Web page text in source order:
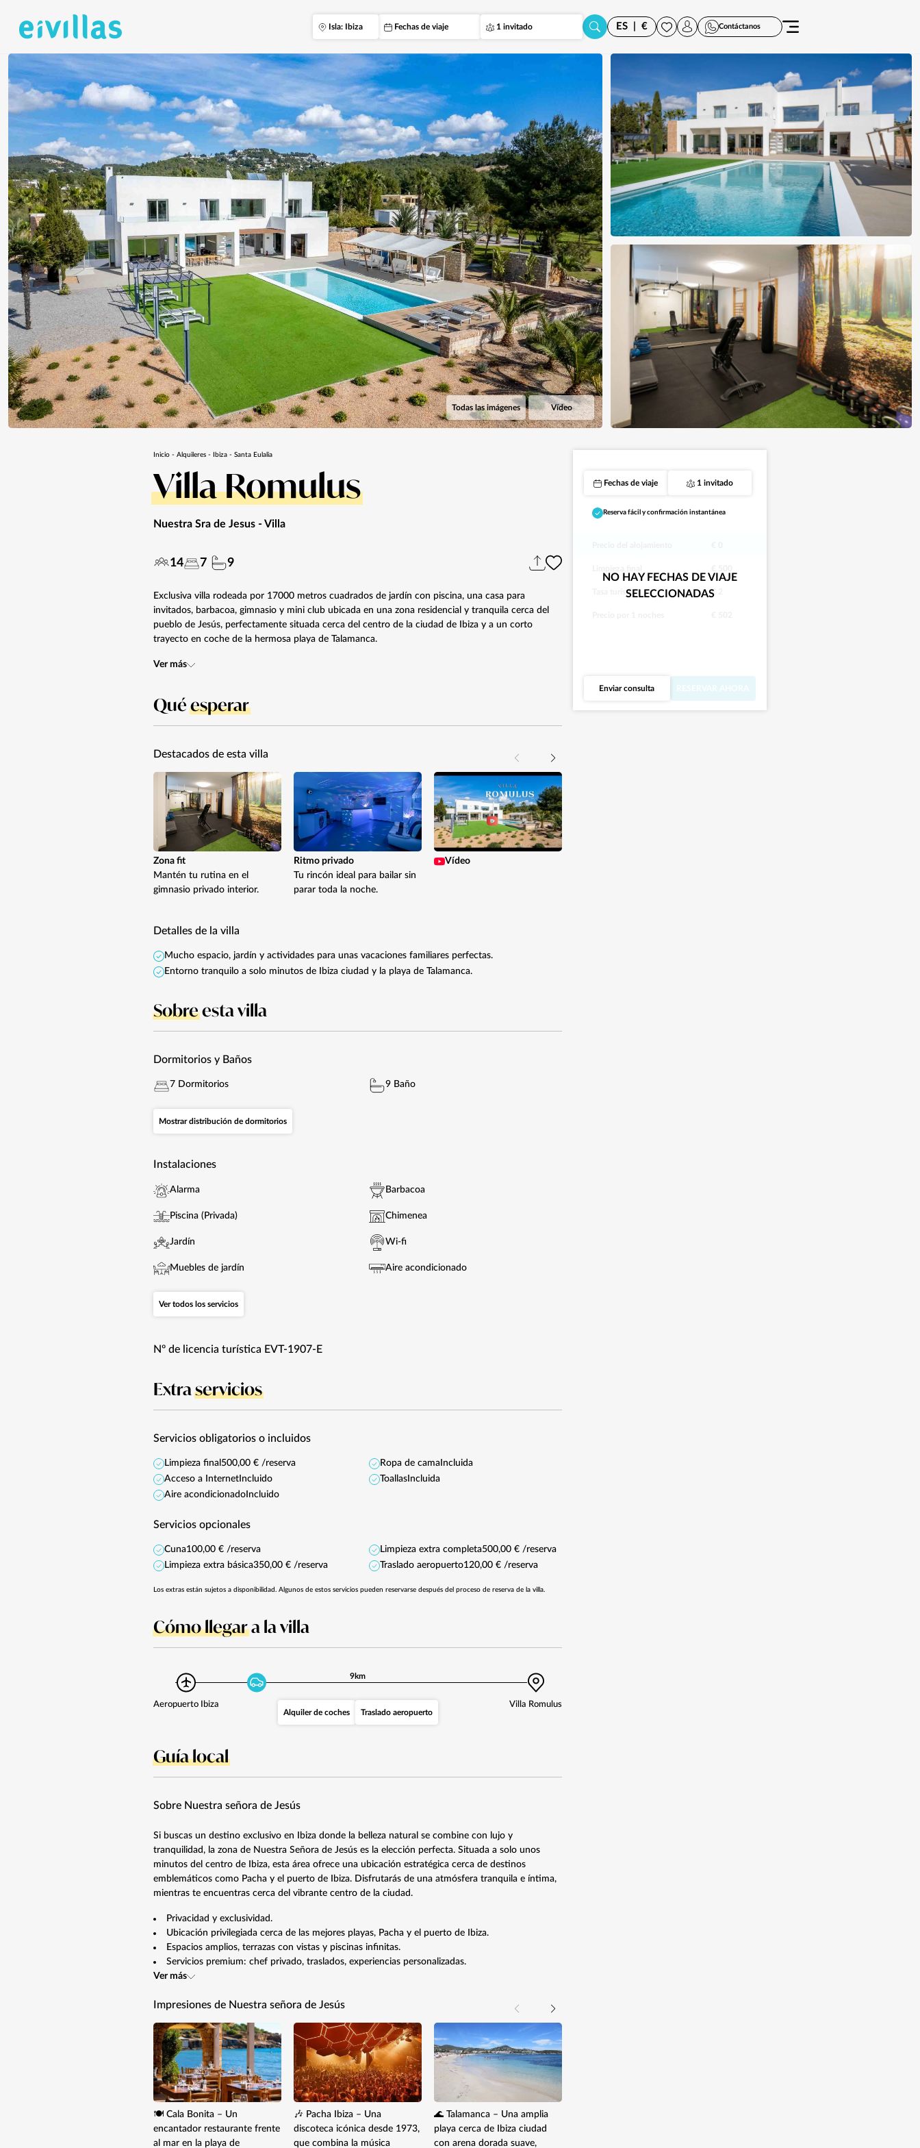
Isla: Ibiza Fechas de viaje 1 invitado ES € Contáctanos
Todas las imágenes Vídeo
Inicio - Alquileres - Ibiza - Santa Eulalia
Villa Romulus
Nuestra Sra de Jesus - Villa
14 7 9
Exclusiva villa rodeada por 17000 metros cuadrados de jardín con piscina, una casa para
invitados, barbacoa, gimnasio y mini club ubicada en una zona residencial y tranquila cerca del
pueblo de Jesús, perfectamente situada cerca del centro de la ciudad de Ibiza y a un corto
trayecto en coche de la hermosa playa de Talamanca.
Ver más
Quéesperar
Destacados de esta villa
Zona fit
Mantén tu rutina en el
gimnasio privado interior.
Ritmo privado
Tu rincón ideal para bailar sin
parar toda la noche.
Vídeo
Detalles de la villa
Mucho espacio, jardín y actividades para unas vacaciones familiares perfectas.
Entorno tranquilo a solo minutos de Ibiza ciudad y la playa de Talamanca.
Sobreesta villa
Dormitorios y Baños
7 Dormitorios 9 Baño
Mostrar distribución de dormitorios
Instalaciones
Alarma
Piscina (Privada)
Jardín
Muebles de jardín
Barbacoa
Chimenea
Wi-fi
Aire acondicionado
Ver todos los servicios
Nº de licencia turística EVT-1907-E
Extraservicios
Servicios obligatorios o incluidos
Limpieza final 500,00 € /reserva
Acceso a Internet Incluido
Aire acondicionado Incluido
Ropa de camaIncluida
ToallasIncluida
Servicios opcionales
Cuna100,00 € /reserva
Limpieza extra básica350,00 € /reserva
Limpieza extra completa500,00 € /reserva
Traslado aeropuerto120,00 € /reserva
Los extras están sujetos a disponibilidad. Algunos de estos servicios pueden reservarse después del proceso de reserva de la villa.
Cómo llegara la villa
9km
Aeropuerto Ibiza Villa Romulus
Alquiler de coches Traslado aeropuerto
Guía local
Sobre Nuestra señora de Jesús
Si buscas un destino exclusivo en Ibiza donde la belleza natural se combine con lujo y
tranquilidad, la zona de Nuestra Señora de Jesús es la elección perfecta. Situada a solo unos
minutos del centro de Ibiza, esta área ofrece una ubicación estratégica cerca de destinos
emblemáticos como Pacha y el puerto de Ibiza. Disfrutarás de una atmósfera tranquila e íntima,
mientras te encuentras cerca del vibrante centro de la ciudad.
Privacidad y exclusividad.
Ubicación privilegiada cerca de las mejores playas, Pacha y el puerto de Ibiza.
Espacios amplios, terrazas con vistas y piscinas infinitas.
Servicios premium: chef privado, traslados, experiencias personalizadas.
Ver más
Impresiones de Nuestra señora de Jesús
🍽️ Cala Bonita – Un
encantador restaurante frente
al mar en la playa de
🎶 Pacha Ibiza – Una
discoteca icónica desde 1973,
que combina la música
🌊 Talamanca – Una amplia
playa cerca de Ibiza ciudad
con arena dorada suave,
Fechas de viaje 1 invitado
Reserva fácil y confirmación instantánea
Tasa turística € 2
NO HAY FECHAS DE VIAJE
SELECCIONADAS
Enviar consulta